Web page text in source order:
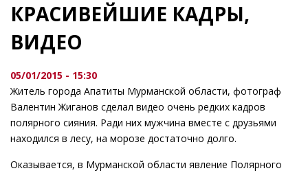
КРАСИВЕЙШИЕ КАДРЫ,
ВИДЕО
05/01/2015 - 15:30
Житель города Апатиты Мурманской области, фотограф
Валентин Жиганов сделал видео очень редких кадров
полярного сияния. Ради них мужчина вместе с друзьями
находился в лесу, на морозе достаточно долго.
Оказывается, в Мурманской области явление Полярного